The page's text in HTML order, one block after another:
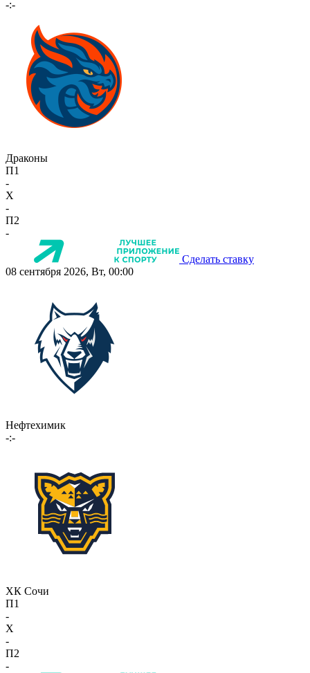
-:-
Драконы
П1
-
X
-
П2
-
Сделать ставку
08 сентября 2026, Вт, 00:00
Нефтехимик
-:-
ХК Сочи
П1
-
X
-
П2
-